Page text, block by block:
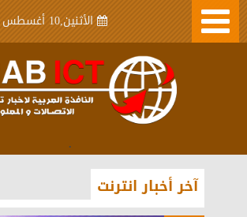
الأثنين,10 أغسطس 2026
.
آخر أخبار انترنت